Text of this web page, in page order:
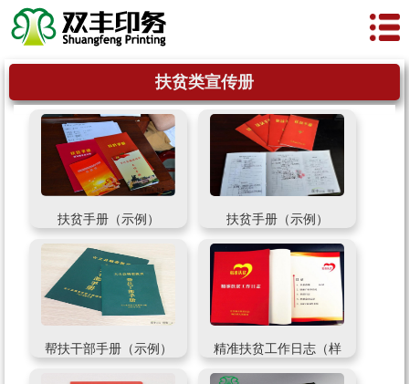
扶贫类宣传册
扶贫手册（示例） 扶贫手册（示例）
帮扶干部手册（示例）
精准扶贫工作日志（样
例）